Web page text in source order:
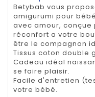
Betybab vous
amigurumi pour
avec amour,
réconfort a votre
être le compagnon
Tissus coton double
Cadeau idéal
se faire plaisir.
Facile d'entretien
votre bébé.